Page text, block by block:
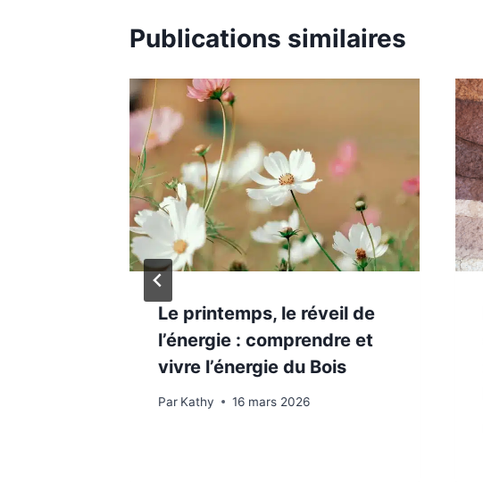
Publications similaires
Le printemps, le réveil de
l’énergie : comprendre et
vivre l’énergie du Bois
Par Kathy 16 mars 2026